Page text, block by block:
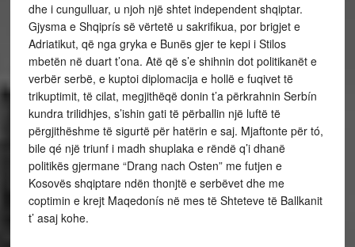
dhe i cungulluar, u njoh një shtet independent shqiptar.
Gjysma e Shqiprís së vërtetë u sakrifikua, por brigjet e
Adriatikut, që nga gryka e Bunës gjer te kepi i Stilos
mbetën në duart t’ona. Atë që s’e shihnin dot politikanët e
verbër serbë, e kuptoi diplomacija e hollë e fuqivet të
trikuptimit, të cilat, megjithëqë donin t’a përkrahnin Serbín
kundra trilidhjes, s’ishin gati të përballin një luftë të
përgjithëshme të sigurtë për hatërin e saj. Mjaftonte për tó,
bile qé një triunf i madh shuplaka e rëndë q’i dhanë
politikës gjermane “Drang nach Osten” me futjen e
Kosovës shqiptare ndën thonjtë e serbëvet dhe me
coptimin e krejt Maqedonís në mes të Shteteve të Ballkanit
t’ asaj kohe.